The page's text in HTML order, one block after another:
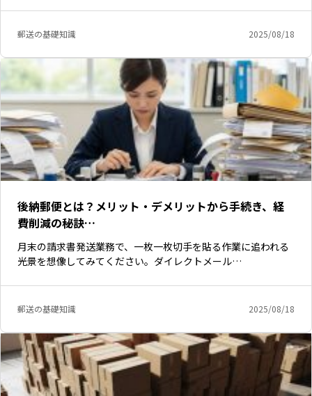
郵送の基礎知識 2025/08/18
後納郵便とは？メリット・デメリットから手続き、経
費削減の秘訣…
月末の請求書発送業務で、一枚一枚切手を貼る作業に追われる
光景を想像してみてください。ダイレクトメール…
郵送の基礎知識 2025/08/18